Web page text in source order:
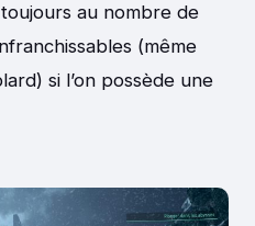
au nombre de
(même
si l’on possède une